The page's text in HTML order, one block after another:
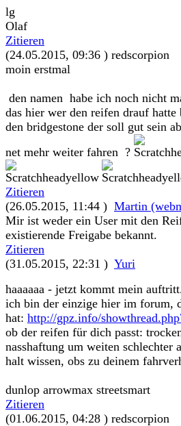
lg
Olaf
Zitieren
(24.05.2015, 09:36 ) redscorpion
moin erstmal
den namen habe ich noch nicht
das hier wer den reifen drauf
den bridgestone der soll gut sein
net mehr weiter fahren ?
Zitieren
(26.05.2015, 11:44 ) Martin
Mir ist weder ein User mit den
existierende Freigabe bekannt.
Zitieren
(31.05.2015, 22:31 ) Yuri
haaaaaa - jetzt kommt mein
ich bin der einzige hier im forum,
hat: http://gpz.info/
ob der reifen für dich passt:
nasshaftung um weiten schlechter
halt wissen, obs zu deinem
dunlop arrowmax streetsmart
Zitieren
(01.06.2015, 04:28 ) redscorpion